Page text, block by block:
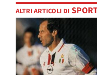
ALTRI ARTICOLI DI